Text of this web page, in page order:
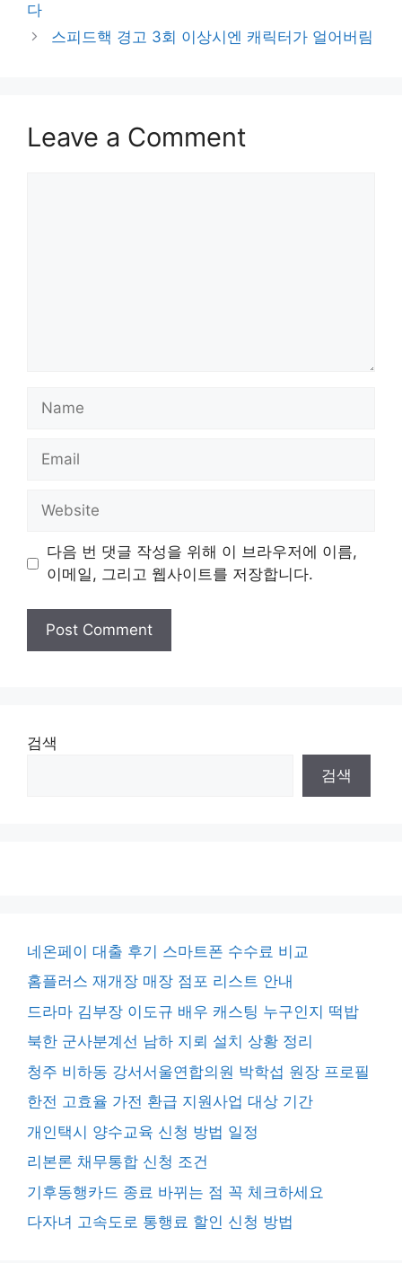
다
스피드핵 경고 3회 이상시엔 캐릭터가 얼어버림
Leave a Comment
Name
Email
Website
다음 번 댓글 작성을 위해 이 브라우저에 이름,
이메일, 그리고 웹사이트를 저장합니다.
검색
검색
네온페이 대출 후기 스마트폰 수수료 비교
홈플러스 재개장 매장 점포 리스트 안내
드라마 김부장 이도규 배우 캐스팅 누구인지 떡밥
북한 군사분계선 남하 지뢰 설치 상황 정리
청주 비하동 강서서울연합의원 박학섭 원장 프로필
한전 고효율 가전 환급 지원사업 대상 기간
개인택시 양수교육 신청 방법 일정
리본론 채무통합 신청 조건
기후동행카드 종료 바뀌는 점 꼭 체크하세요
다자녀 고속도로 통행료 할인 신청 방법